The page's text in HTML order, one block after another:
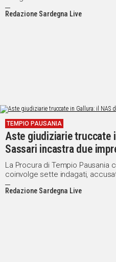
occultamento di cadavere
Redazione Sardegna Live
TEMPIO PAUSANIA
Aste giudiziarie truccate
Sassari incastra due
La Procura di Tempio Pausania
coinvolge sette indagati,
svolgimento delle aste giudiziarie
Redazione Sardegna Live